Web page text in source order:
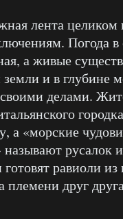
лента целиком
Погода в
а живые
и в глубине
делами.
а «морские
русалок
равиоли из
друг